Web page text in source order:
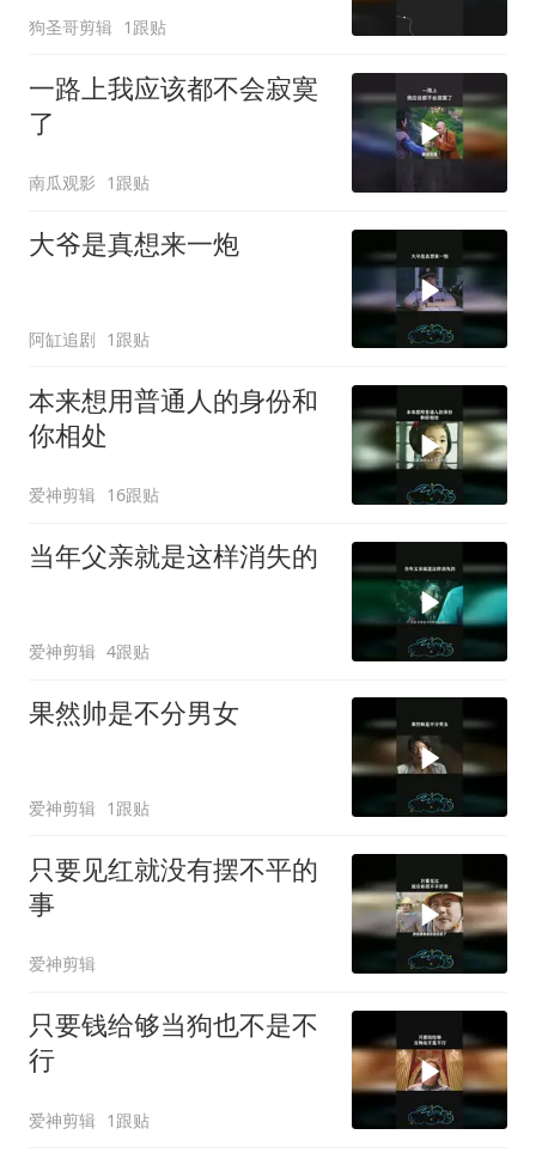
狗圣哥剪辑 1跟贴
一路上我应该都不会寂寞
了
南瓜观影 1跟贴
大爷是真想来一炮
阿缸追剧 1跟贴
本来想用普通人的身份和
你相处
爱神剪辑 16跟贴
当年父亲就是这样消失的
爱神剪辑 4跟贴
果然帅是不分男女
爱神剪辑 1跟贴
只要见红就没有摆不平的
事
爱神剪辑
只要钱给够当狗也不是不
行
爱神剪辑 1跟贴